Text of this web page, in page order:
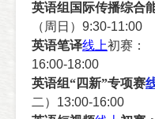
英语组国际传播综合
（周日） 9:30-11:00
英语笔译线上初赛：
16:00-18:00
英语组“四新”专项赛
二） 13:00-16:00